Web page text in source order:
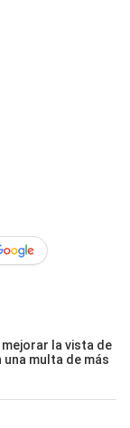
la vista de
multa de más